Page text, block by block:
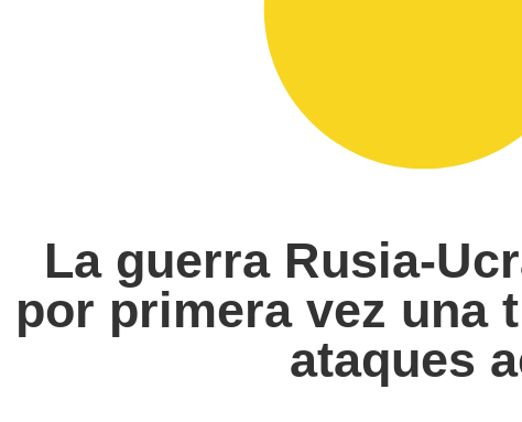
La guerra Rusia-
por primera vez una
ataques